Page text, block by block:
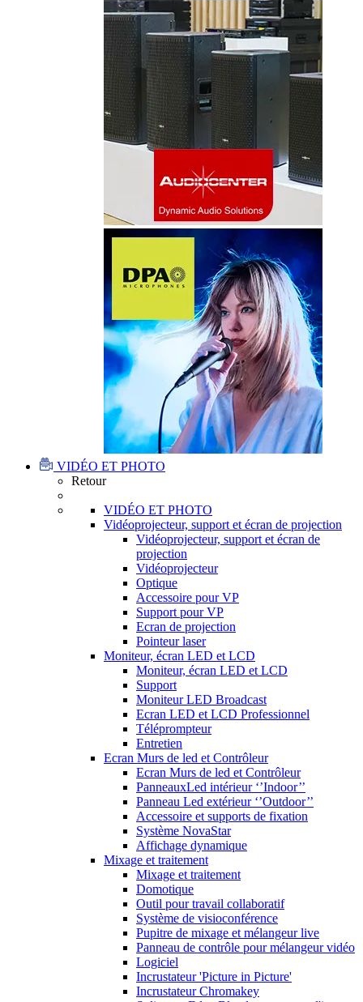
VIDÉO ET PHOTO
Retour
VIDÉO ET PHOTO
Vidéoprojecteur, support et écran de projection
Vidéoprojecteur, support et écran de
projection
Vidéoprojecteur
Optique
Accessoire pour VP
Support pour VP
Ecran de projection
Pointeur laser
Moniteur, écran LED et LCD
Moniteur, écran LED et LCD
Support
Moniteur LED Broadcast
Ecran LED et LCD Professionnel
Téléprompteur
Entretien
Ecran Murs de led et Contrôleur
Ecran Murs de led et Contrôleur
PanneauxLed intérieur ‘’Indoor’’
Panneau Led extérieur ‘’Outdoor’’
Accessoire et supports de fixation
Système NovaStar
Affichage dynamique
Mixage et traitement
Mixage et traitement
Domotique
Outil pour travail collaboratif
Système de visioconférence
Pupitre de mixage et mélangeur live
Panneau de contrôle pour mélangeur vidéo
Logiciel
Incrustateur 'Picture in Picture'
Incrustateur Chromakey